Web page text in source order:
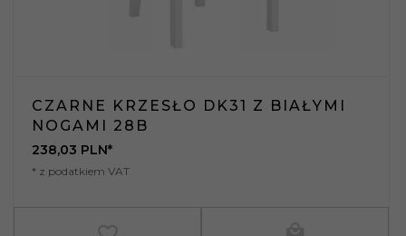
CZARNE KRZESŁO DK31 Z BIAŁYMI
NOGAMI 28B
238,03 PLN*
* z podatkiem VAT